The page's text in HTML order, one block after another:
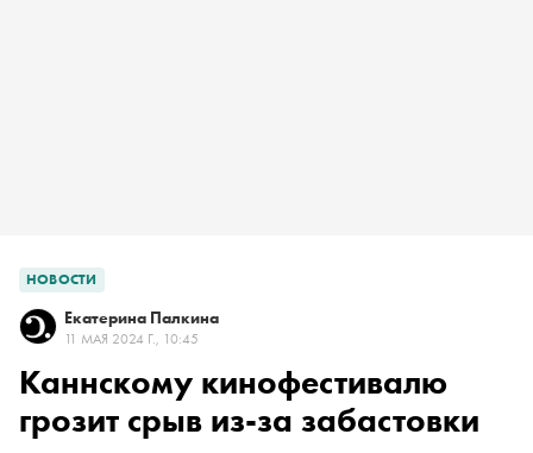
НОВОСТИ
Екатерина Палкина
11 МАЯ 2024 Г., 10:45
Каннскому кинофестивалю
грозит срыв из-за забастовки